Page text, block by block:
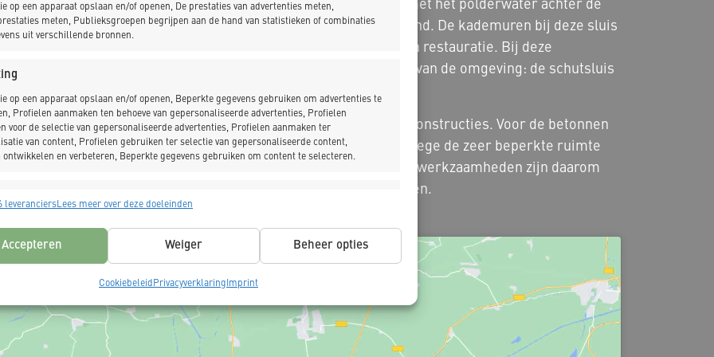
op een apparaat opslaan en/of openen, De prestaties van advertenties meten,
meten, Publieksgroepen begrijpen aan de hand van statistieken of combinaties
uit verschillende bronnen.
op een apparaat opslaan en/of openen, Beperkte gegevens gebruiken om advertenties te
Profielen aanmaken ten behoeve van gepersonaliseerde advertenties, Profielen
voor de selectie van gepersonaliseerde advertenties, Profielen aanmaken ter
van content, Profielen gebruiken ter selectie van gepersonaliseerde content,
ontwikkelen en verbeteren, Beperkte gegevens gebruiken om content te selecteren.
apparaten linken, Apparaten identificeren op basis van automatisch
informatie.
voor beveiliging, fraude voorkomen en detecteren en
Advertenties en content leveren en tonen,
opslaan en delen.
Altijd actief
leveranciersLees meer over deze doeleinden
Accepteren Weiger Beheer opties
Cookiebeleid Privacyverklaring Imprint
verbindt het water van het IJ via Zijkanaal K met het polderwater achter de
sluis heeft houten puntdeuren en wordt nog met de hand bediend. De kademuren bij deze sluis
nabijgelegen oeverbescherming waren ernstig verzakt en toe aan restauratie. Bij deze
klus moest K_Dekker veel rekening houden met de historie van de omgeving: de schutsluis
bestond uit het vervangen van betonnen en hardhouten kadeconstructies. Voor de betonnen
is nieuw metselwerk in kruisverband geplaatst. Vanwege de zeer beperkte ruimte
bouwlocatie was dit project een grote logistieke uitdaging. Alle werkzaamheden zijn daarom
vanaf het water om de krappe Nieuwendammerdijk te ontzien.